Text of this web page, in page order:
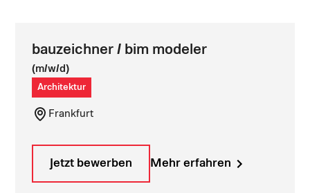
bauzeichner / bim modeler
(m/w/d)
Architektur
Frankfurt
Jetzt bewerben Mehr erfahren